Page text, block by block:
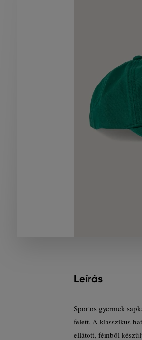
Leírás
Sportos gyermek
felett. A klasszikus
ellátott, fémből